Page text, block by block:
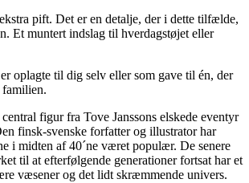
pift. Det er en detalje, der i dette tilfælde,
Et muntert indslag til hverdagstøjet eller
oplagte til dig selv eller som gave til én, der
figur fra Tove Janssons elskede eventyr
finsk-svenske forfatter og illustrator har
i midten af 40´ne været populær. De senere
til at efterfølgende generationer fortsat har et
væsener og det lidt skræmmende univers.